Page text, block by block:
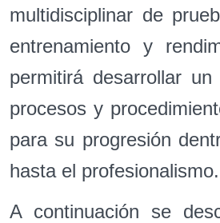
multidisciplinar de
entrenamiento y
permitirá desarrollar
procesos y
para su progresión
hasta el profesionalismo.
A continuación se